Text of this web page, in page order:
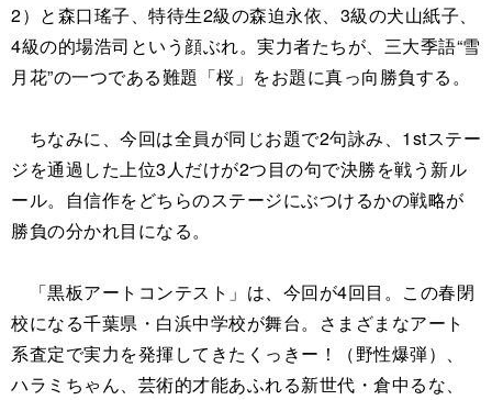
2）と森口瑤子、特待生2級の森迫永依、3級の犬山紙子、
4級の的場浩司という顔ぶれ。実力者たちが、三大季語“雪
月花”の一つである難題「桜」をお題に真っ向勝負する。
ちなみに、今回は全員が同じお題で2句詠み、1stステー
ジを通過した上位3人だけが2つ目の句で決勝を戦う新ル
ール。自信作をどちらのステージにぶつけるかの戦略が
勝負の分かれ目になる。
「黒板アートコンテスト」は、今回が4回目。この春閉
校になる千葉県・白浜中学校が舞台。さまざまなアート
系査定で実力を発揮してきたくっきー！（野性爆弾）、
ハラミちゃん、芸術的才能あふれる新世代・倉中るな、